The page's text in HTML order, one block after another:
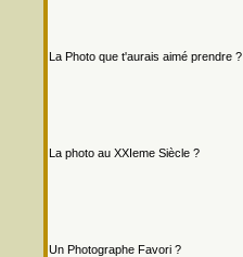
La Photo que t'aurais aimé prendre ?
La photo au XXIeme Siècle ?
Un Photographe Favori ?